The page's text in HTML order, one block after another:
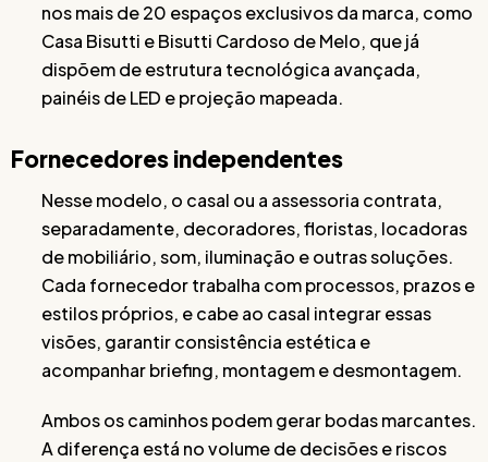
nos mais de 20 espaços exclusivos da marca, como
Casa Bisutti e Bisutti Cardoso de Melo, que já
dispõem de estrutura tecnológica avançada,
painéis de LED e projeção mapeada.
Fornecedores independentes
Nesse modelo, o casal ou a assessoria contrata,
separadamente, decoradores, floristas, locadoras
de mobiliário, som, iluminação e outras soluções.
Cada fornecedor trabalha com processos, prazos e
estilos próprios, e cabe ao casal integrar essas
visões, garantir consistência estética e
acompanhar briefing, montagem e desmontagem.
Ambos os caminhos podem gerar bodas marcantes.
A diferença está no volume de decisões e riscos